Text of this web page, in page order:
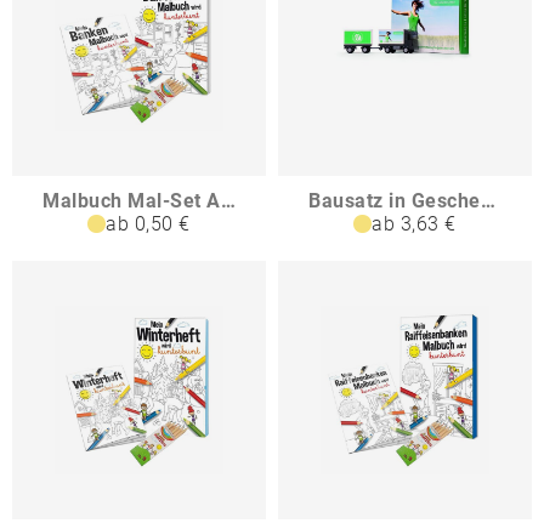
Malbuch Mal-Set A6 - Banken
ab 0,50 €
Bausatz in Geschenkverpackung LKW mit Anhänger
ab 3,63 €